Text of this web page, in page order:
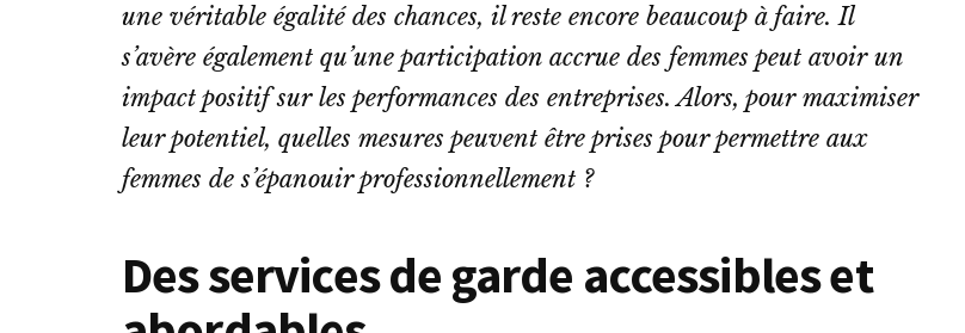
une véritable égalité des chances, il reste encore beaucoup à faire. Il
s’avère également qu’une participation accrue des femmes peut avoir un
impact positif sur les performances des entreprises. Alors, pour maximiser
leur potentiel, quelles mesures peuvent être prises pour permettre aux
femmes de s’épanouir professionnellement ?
Des services de garde accessibles et